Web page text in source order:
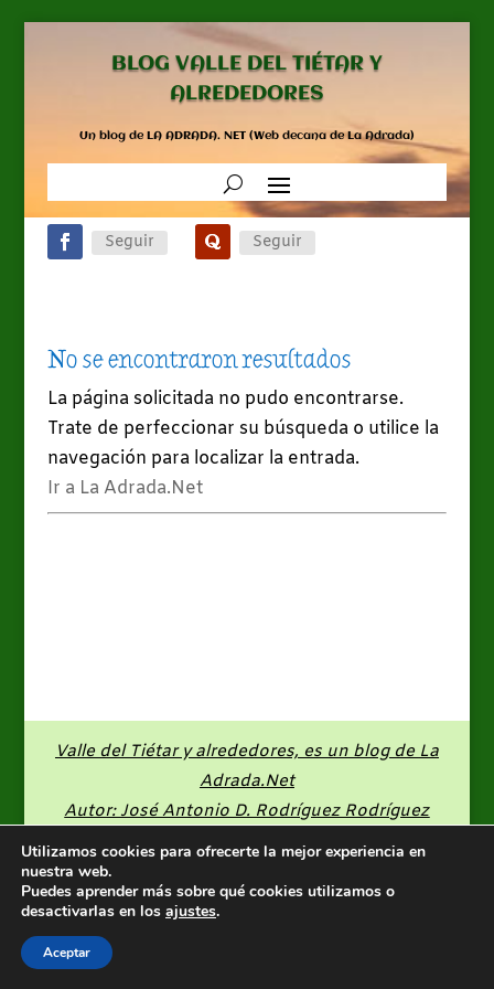
BLOG VALLE DEL TIÉTAR Y
ALREDEDORES
Un blog de LA ADRADA. NET (Web decana de La Adrada)
Seguir Seguir
No se encontraron resultados
La página solicitada no pudo encontrarse.
Trate de perfeccionar su búsqueda o utilice la
navegación para localizar la entrada.
Ir a La Adrada.Net
Valle del Tiétar y alrededores, es un blog de La
Adrada.Net
Autor: José Antonio D. Rodríguez Rodríguez
Utilizamos cookies para ofrecerte la mejor experiencia en
nuestra web.
Puedes aprender más sobre qué cookies utilizamos o
desactivarlas en los ajustes.
Aceptar